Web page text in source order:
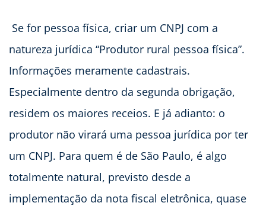
Se for pessoa física, criar um CNPJ com a
natureza jurídica “Produtor rural pessoa física”.
Informações meramente cadastrais.
Especialmente dentro da segunda obrigação,
residem os maiores receios. E já adianto: o
produtor não virará uma pessoa jurídica por ter
um CNPJ. Para quem é de São Paulo, é algo
totalmente natural, previsto desde a
implementação da nota fiscal eletrônica, quase